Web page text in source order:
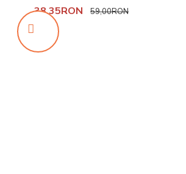
38,35RON 59,00RON